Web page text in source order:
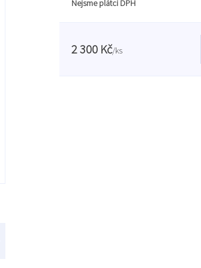
Nejsme plátci DPH
2 300 Kč/ks